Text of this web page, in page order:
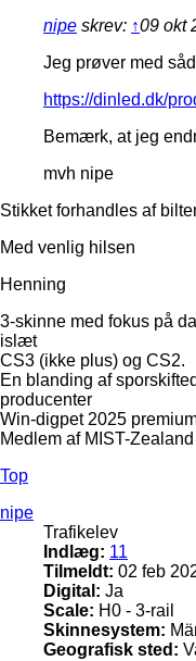
nipe skrev: ↑09 okt
Jeg prøver med
https://dinled.dk/
Bemærk, at jeg
mvh nipe
Stikket forhandles af
Med venlig hilsen
Henning
3-skinne med fokus på
islæt
CS3 (ikke plus) og CS2.
En blanding af
producenter
Win-digpet 2025
Medlem af MIST-Zealand
Top
nipe
Trafikelev
Indlæg: 11
Tilmeldt: 02 feb
Digital: Ja
Scale: H0 - 3-rail
Skinnesystem:
Geografisk sted: